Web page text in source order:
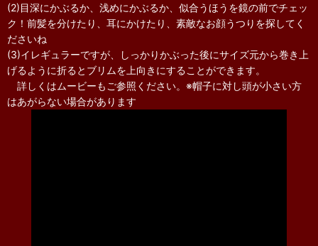
(2)目深にかぶるか、浅めにかぶるか、似合うほうを鏡の前でチェッ
ク！前髪を分けたり、耳にかけたり、素敵なお顔うつりを探してく
ださいね
(3)イレギュラーですが、しっかりかぶった後にサイズ元から巻き上
げるように折るとブリムを上向きにすることができます。
詳しくはムービーもご参照ください。※帽子に対し頭が小さい方
はあがらない場合があります